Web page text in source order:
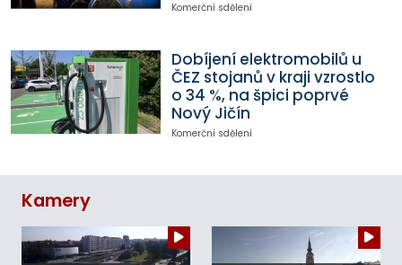
Komerční sdělení
Dobíjení elektromobilů u
ČEZ stojanů v kraji vzrostlo
o 34 %, na špici poprvé
Nový Jičín
Komerční sdělení
Kamery